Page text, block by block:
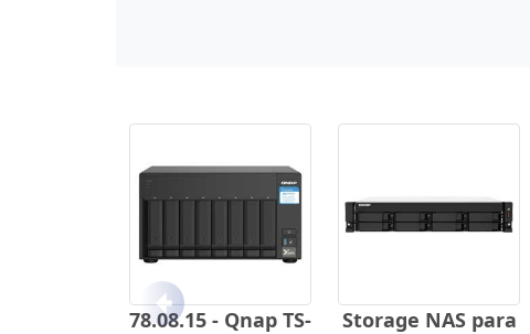
78.08.15 - Qnap TS-
Storage NAS para
Anterior